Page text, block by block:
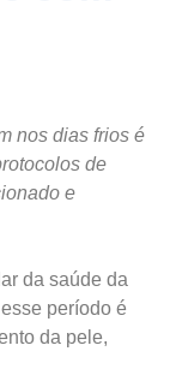
nos dias frios é
de
e
da saúde da
período é
da pele,